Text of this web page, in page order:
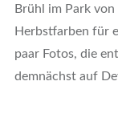
Brühl im Park
Herbstfarben für
paar Fotos, die
demnächst auf